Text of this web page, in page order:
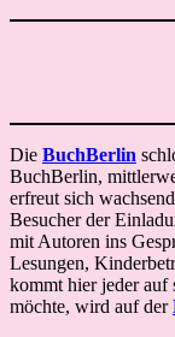
Die BuchBerlin
BuchBerlin,
erfreut sich
Besucher der
mit Autoren ins
Lesungen,
kommt hier jeder auf
möchte, wird auf der